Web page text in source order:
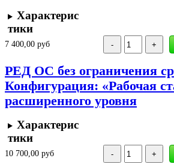
Характерис
тики
7 400,00 руб
РЕД ОС без ограничения
Конфигурация: «Рабочая
расширенного уровня
Характерис
тики
10 700,00 руб